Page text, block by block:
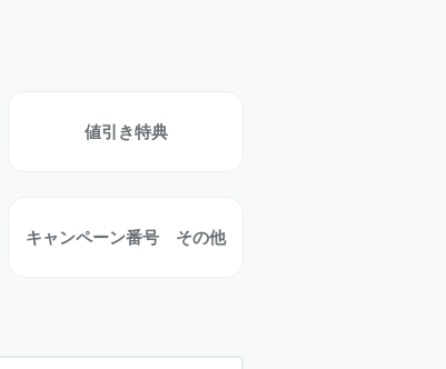
値引き特典
キャンペーン番号 その他